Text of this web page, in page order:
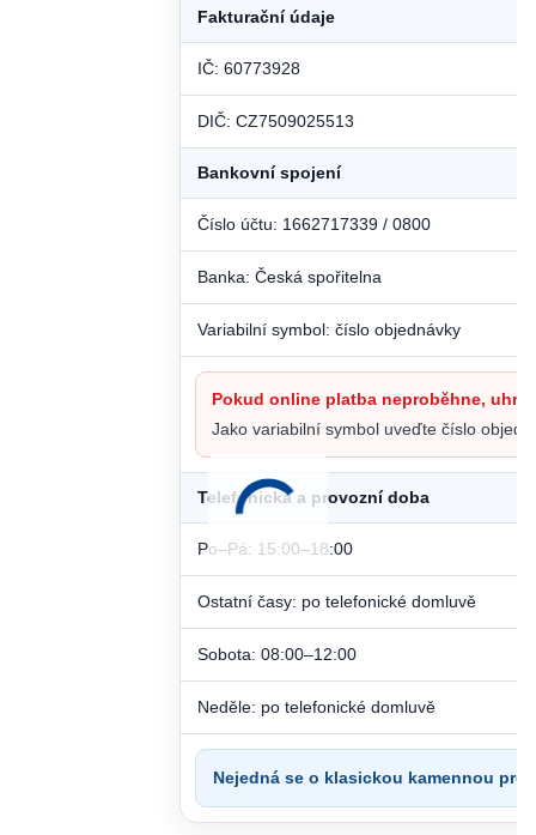
Fakturační údaje
IČ: 60773928
DIČ: CZ7509025513
Bankovní spojení
Číslo účtu: 1662717339 / 0800
Banka: Česká spořitelna
Variabilní symbol: číslo objednávky
Pokud online platba neproběhne,
Jako variabilní symbol uveďte číslo
Telefonická a provozní doba
Po–Pá: 15:00–18:00
Ostatní časy: po telefonické domluvě
Sobota: 08:00–12:00
Neděle: po telefonické domluvě
Nejedná se o klasickou kamennou